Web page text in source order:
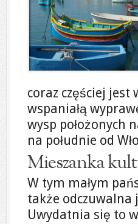
coraz częściej jest
wspaniałą
wysp położonych
na południe od
Mieszanka
W tym małym
także
Uwydatnia się to